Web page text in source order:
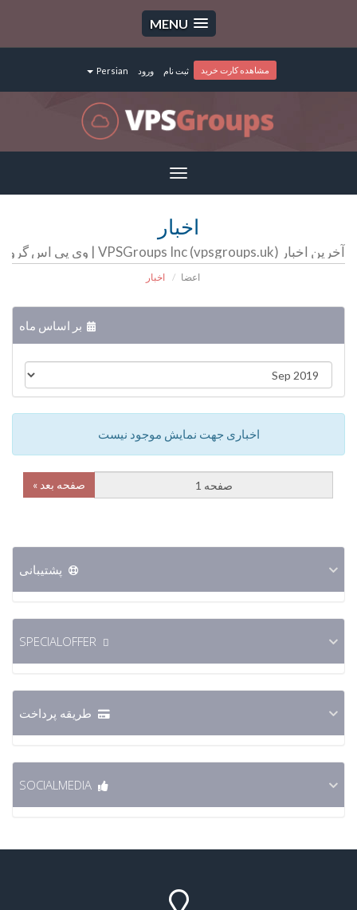
MENU
Persian ورود ثبت نام مشاهده کارت خرید
Toggle
navigation
اخبار
آخرین اخبار VPSGroups Inc (vpsgroups.uk) | وی پی اس گروپ | سرور مجازی | سرور اختصاصی | هاست
اعضا اخبار
بر اساس ماه
اخباری جهت نمایش موجود نیست
صفحه بعد »
پشتیبانی
طریقه پرداخت